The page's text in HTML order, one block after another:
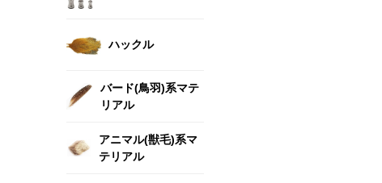
ハックル
バード(鳥羽)系マテ
リアル
アニマル(獣毛)系マ
テリアル